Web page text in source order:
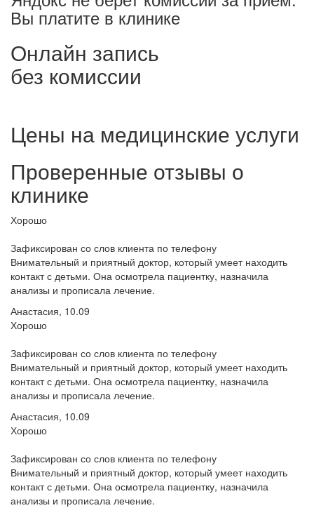
Вы платите в клинике
Онлайн запись
без комиссии
Цены на медицинские услуги
Проверенные отзывы о
клинике
Хорошо
Зафиксирован со слов клиента по телефону
Внимательный и приятный доктор, который умеет находить
контакт с детьми. Она осмотрела пациентку, назначила
анализы и прописала лечение.
Анастасия, 10.09
Хорошо
Зафиксирован со слов клиента по телефону
Внимательный и приятный доктор, который умеет находить
контакт с детьми. Она осмотрела пациентку, назначила
анализы и прописала лечение.
Анастасия, 10.09
Хорошо
Зафиксирован со слов клиента по телефону
Внимательный и приятный доктор, который умеет находить
контакт с детьми. Она осмотрела пациентку, назначила
анализы и прописала лечение.